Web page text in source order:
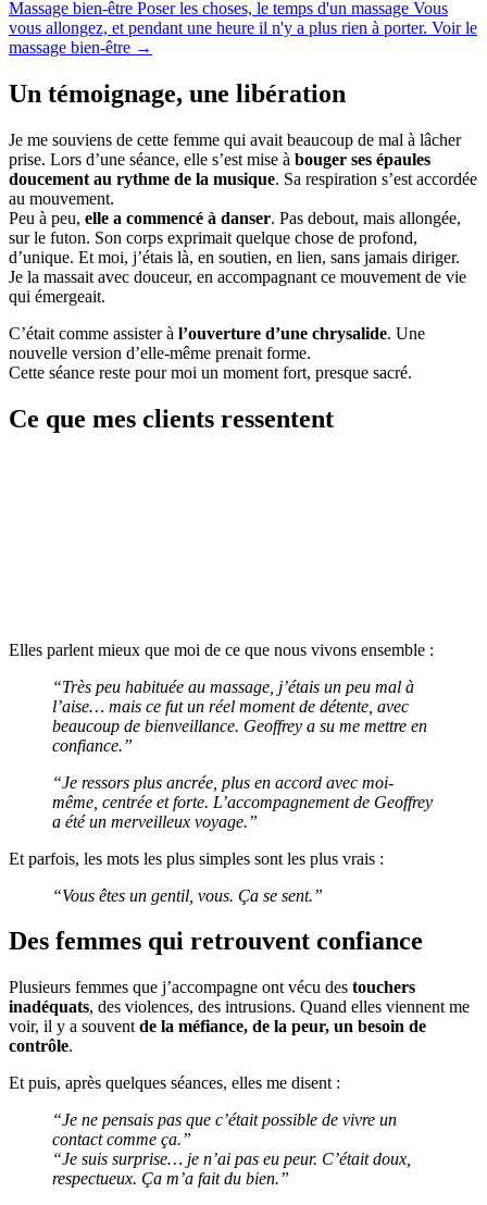
Massage bien-être Poser les choses, le temps d'un massage Vous
vous allongez, et pendant une heure il n'y a plus rien à porter. Voir le
massage bien-être →
Un témoignage, une libération
Je me souviens de cette femme qui avait beaucoup de mal à lâcher
prise. Lors d’une séance, elle s’est mise à bouger ses épaules
doucement au rythme de la musique. Sa respiration s’est accordée
au mouvement.
Peu à peu, elle a commencé à danser. Pas debout, mais allongée,
sur le futon. Son corps exprimait quelque chose de profond,
d’unique. Et moi, j’étais là, en soutien, en lien, sans jamais diriger.
Je la massait avec douceur, en accompagnant ce mouvement de vie
qui émergeait.
C’était comme assister à l’ouverture d’une chrysalide. Une
nouvelle version d’elle-même prenait forme.
Cette séance reste pour moi un moment fort, presque sacré.
Ce que mes clients ressentent
Elles parlent mieux que moi de ce que nous vivons ensemble :
“Très peu habituée au massage, j’étais un peu mal à
l’aise… mais ce fut un réel moment de détente, avec
beaucoup de bienveillance. Geoffrey a su me mettre en
confiance.”
“Je ressors plus ancrée, plus en accord avec moi-
même, centrée et forte. L’accompagnement de Geoffrey
a été un merveilleux voyage.”
Et parfois, les mots les plus simples sont les plus vrais :
“Vous êtes un gentil, vous. Ça se sent.”
Des femmes qui retrouvent confiance
Plusieurs femmes que j’accompagne ont vécu des touchers
inadéquats, des violences, des intrusions. Quand elles viennent me
voir, il y a souvent de la méfiance, de la peur, un besoin de
contrôle.
Et puis, après quelques séances, elles me disent :
“Je ne pensais pas que c’était possible de vivre un
contact comme ça.”
“Je suis surprise… je n’ai pas eu peur. C’était doux,
respectueux. Ça m’a fait du bien.”